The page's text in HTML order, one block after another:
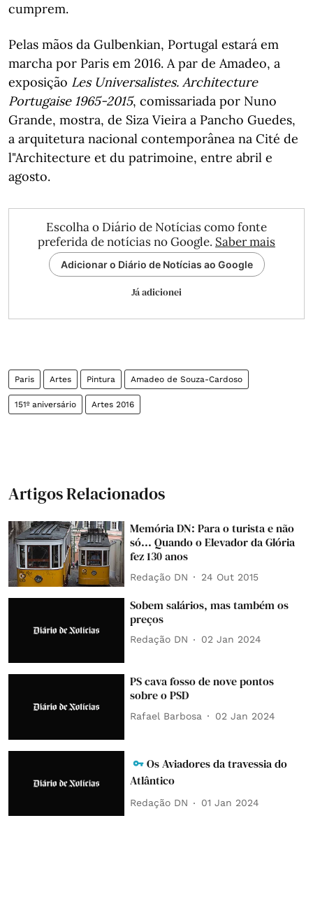
cumprem.
Pelas mãos da Gulbenkian, Portugal estará em
marcha por Paris em 2016. A par de Amadeo, a
exposição Les Universalistes. Architecture
Portugaise 1965-2015, comissariada por Nuno
Grande, mostra, de Siza Vieira a Pancho Guedes,
a arquitetura nacional contemporânea na Cité de
l"Architecture et du patrimoine, entre abril e
agosto.
Escolha o Diário de Notícias como fonte
preferida de notícias no Google. Saber mais
Adicionar o Diário de Notícias ao Google
Já adicionei
Paris Artes Pintura Amadeo de Souza-Cardoso
151º aniversário Artes 2016
Artigos Relacionados
Memória DN: Para o turista e não
só... Quando o Elevador da Glória
fez 130 anos
Redação DN 24 Out 2015
Sobem salários, mas também os
preços
Redação DN 02 Jan 2024
PS cava fosso de nove pontos
sobre o PSD
Rafael Barbosa 02 Jan 2024
Os Aviadores da travessia do
Atlântico
Redação DN 01 Jan 2024